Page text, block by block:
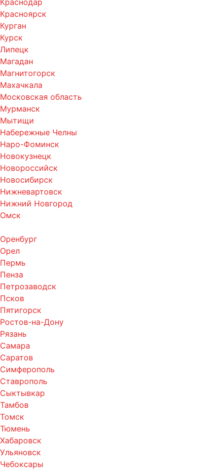
Краснодар
Красноярск
Курган
Курск
Липецк
Магадан
Магнитогорск
Махачкала
Московская область
Мурманск
Мытищи
Набережные Челны
Наро-Фоминск
Новокузнецк
Новороссийск
Новосибирск
Нижневартовск
Нижний Новгород
Омск
Оренбург
Орел
Пермь
Пенза
Петрозаводск
Псков
Пятигорск
Ростов-на-Дону
Рязань
Самара
Саратов
Симферополь
Ставрополь
Сыктывкар
Тамбов
Томск
Тюмень
Хабаровск
Ульяновск
Чебоксары